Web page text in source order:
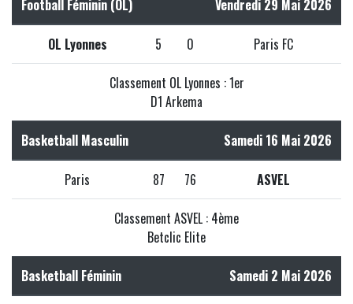
Football Féminin (OL) Vendredi 29 Mai 2026
OL Lyonnes 5 0 Paris FC
Classement OL Lyonnes : 1er
D1 Arkema
Basketball Masculin Samedi 16 Mai 2026
Paris 87 76 ASVEL
Classement ASVEL : 4ème
Betclic Elite
Basketball Féminin Samedi 2 Mai 2026